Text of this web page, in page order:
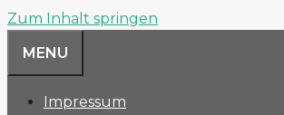
Zum Inhalt springen
MENU
Impressum